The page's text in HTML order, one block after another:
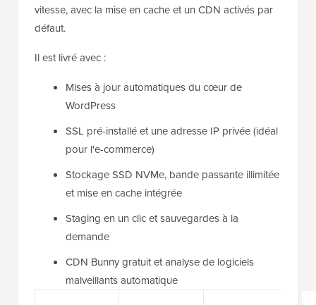
vitesse, avec la mise en cache et un CDN activés par
défaut.
Il est livré avec :
Mises à jour automatiques du cœur de
WordPress
SSL pré-installé et une adresse IP privée (idéal
pour l'e-commerce)
Stockage SSD NVMe, bande passante illimitée
et mise en cache intégrée
Staging en un clic et sauvegardes à la
demande
CDN Bunny gratuit et analyse de logiciels
malveillants automatique